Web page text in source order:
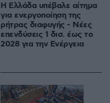
Η Ελλάδα υπέβαλε αίτημα
για ενεργοποίηση της
ρήτρας διαφυγής - Νέες
επενδύσεις 1 δισ. έως το
2028 για την Ενέργεια